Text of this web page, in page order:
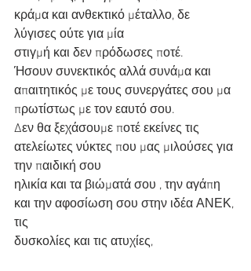
κράμα και ανθεκτικό μέταλλο, δε
λύγισες ούτε για μία
στιγμή και δεν πρόδωσες ποτέ.
Ήσουν συνεκτικός αλλά συνάμα και
απαιτητικός με τους συνεργάτες σου μα
πρωτίστως με τον εαυτό σου.
Δεν θα ξεχάσουμε ποτέ εκείνες τις
ατελείωτες νύκτες που μας μιλούσες για
την παιδική σου
ηλικία και τα βιώματά σου , την αγάπη
και την αφοσίωση σου στην ιδέα ΑΝΕΚ,
τις
δυσκολίες και τις ατυχίες,